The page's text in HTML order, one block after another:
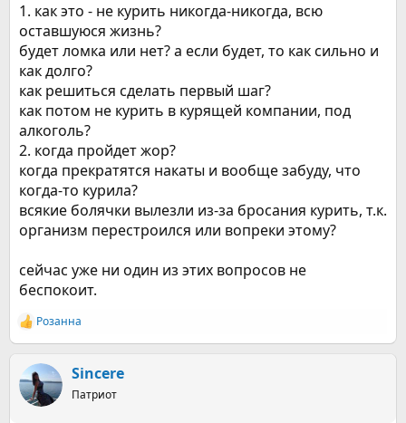
1. как это - не курить никогда-никогда, всю
оставшуюся жизнь?
будет ломка или нет? а если будет, то как сильно и
как долго?
как решиться сделать первый шаг?
как потом не курить в курящей компании, под
алкоголь?
2. когда пройдет жор?
когда прекратятся накаты и вообще забуду, что
когда-то курила?
всякие болячки вылезли из-за бросания курить, т.к.
организм перестроился или вопреки этому?
сейчас уже ни один из этих вопросов не
беспокоит.
Р
е
к
ц
и
Розанна
Sincere
Патриот